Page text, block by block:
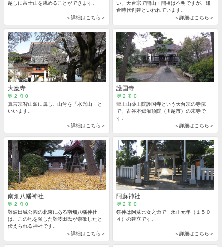
越しに富士山を眺めることができます。
＜詳細はこちら＞
い、天台宗で開山・開祖は不明ですが、鎌
倉時代創建といわれています。
＜詳細はこちら＞
大應寺
💬 2 🔖 0
真言宗智山派に属し、山号を「水光山」と
いいます。
＜詳細はこちら＞
護国寺
💬 2 🔖 0
龍王山薬王院護国寺という天台宗の寺院
で、古谷本郷灌頂院（川越市）の末寺で
す。
＜詳細はこちら＞
南畑八幡神社
💬 2 🔖 0
難波田城公園の北東にある南畑八幡神社
は、この地を領した難波田氏が崇敬したと
伝えられる神社です。
＜詳細はこちら＞
阿蘇神社
💬 2 🔖 0
祭神は阿蘇比女之命で、永正元年（１５０
４）の建立です。
＜詳細はこちら＞